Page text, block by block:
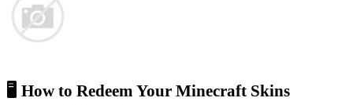
🖥️ How to Redeem Your Minecraft Skins